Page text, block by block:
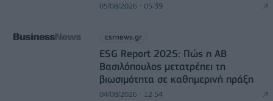
05/08/2026 - 05:39
csrnews.gr
ESG Report 2025: Πώς η ΑΒ
Βασιλόπουλος μετατρέπει τη
βιωσιμότητα σε καθημερινή πράξη
04/08/2026 - 12:54